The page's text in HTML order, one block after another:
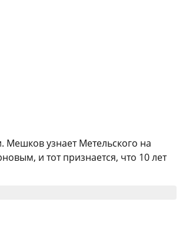
Мешков узнает Метельского на
и тот признается, что 10 лет